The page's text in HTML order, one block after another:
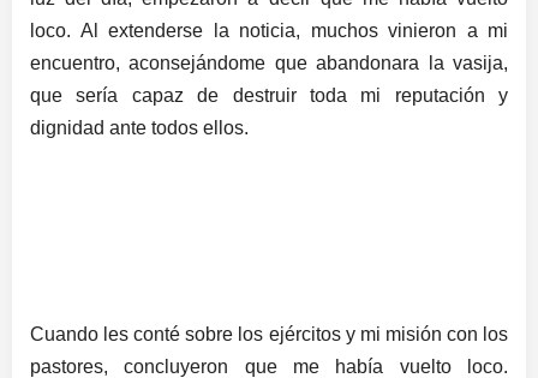
loco. Al extenderse la noticia, muchos vinieron a mi
encuentro, aconsejándome que abandonara la vasija,
que sería capaz de destruir toda mi reputación y
dignidad ante todos ellos.
Cuando les conté sobre los ejércitos y mi misión con los
pastores, concluyeron que me había vuelto loco.